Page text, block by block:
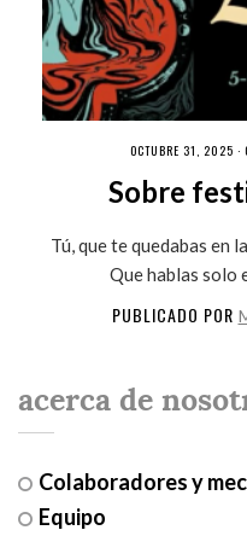
OCTUBRE 31, 2025 ·
Sobre
Tú, que te quedabas en
Que hablas solo
PUBLICADO POR
acerca de
Colaboradores y
Equipo